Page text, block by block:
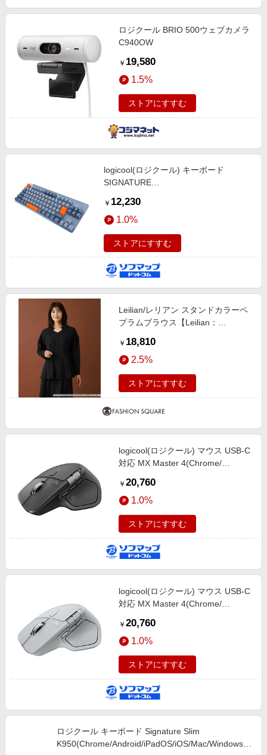
ロジクール BRIO 500ウェブカメラ
C940OW
￥ 19,580
1.5%
ストアにすすむ
logicool(ロジクール) キーボード
SIGNATURE
対応) ブルーグレー K855BG ［ワイヤ
レス /Bluetooth・USB］
￥ 12,230
1.0%
ストアにすすむ
Leilian/レリアン スタンドカラーペ
プラムブラウス【Leilian：
￥ 18,810
2.5%
ストアにすすむ
logicool(ロジクール) マウス USB-C
対応 MX Master 4(Chrome/
対応) グラファイト MX2400GR
［光学式 /無線(ワイヤレス) /8ボタ
ン /Bluetooth・USB］
￥ 20,760
1.0%
ストアにすすむ
logicool(ロジクール) マウス USB-C
対応 MX Master 4(Chrome/
対応) ペイルグレー MX2400PG
［光学式 /無線(ワイヤレス) /8ボタ
ン /Bluetooth・USB］
￥ 20,760
1.0%
ストアにすすむ
ロジクール キーボード Signature Slim
K950(Chrome/Android/iPadOS/iOS/Mac/Windows11